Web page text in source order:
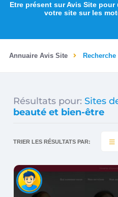
Etre présent sur Avis Site
votre site sur les
Annuaire Avis Site
Résultats pour: Sites
beauté et bien-être
TRIER LES RÉSULTATS PAR: